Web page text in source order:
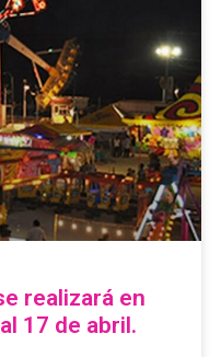
realizará en
17 de abril.